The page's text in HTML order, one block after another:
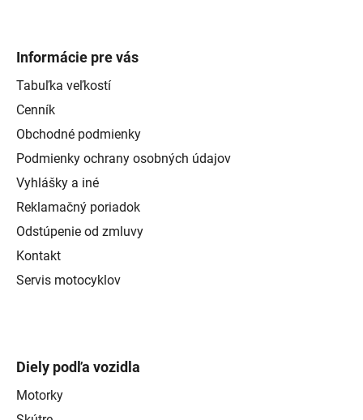
Informácie pre vás
Tabuľka veľkostí
Cenník
Obchodné podmienky
Podmienky ochrany osobných údajov
Vyhlášky a iné
Reklamačný poriadok
Odstúpenie od zmluvy
Kontakt
Servis motocyklov
Diely podľa vozidla
Motorky